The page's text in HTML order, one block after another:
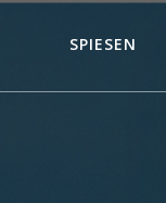
SPIESEN